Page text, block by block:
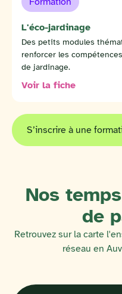
L'éco-jardinage
Des petits modules
renforcer les
de jardinage.
Voir la fiche
S’inscrire à une
Nos
de
Retrouvez sur la carte
réseau en